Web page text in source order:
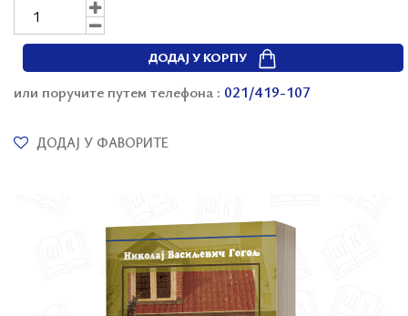
ДОДАЈ У КОРПУ
или поручите путем телефона : 021/419-107
ДОДАЈ У ФАВОРИТЕ